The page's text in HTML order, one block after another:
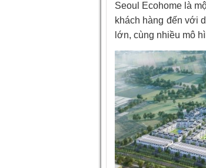
Seoul Ecohome là
khách hàng đến với
lớn, cùng nhiều mô